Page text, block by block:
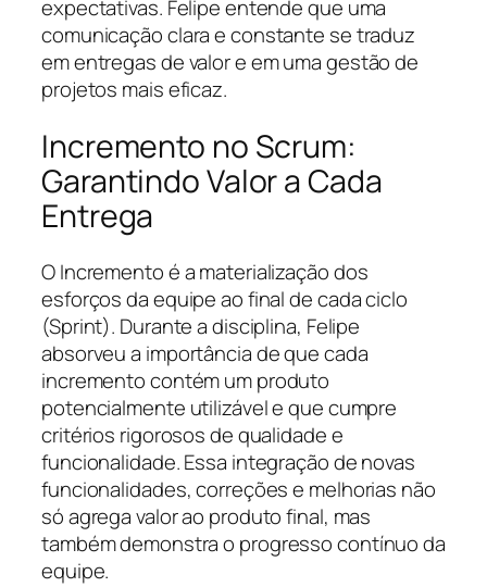
expectativas. Felipe entende que uma
comunicação clara e constante se traduz
em entregas de valor e em uma gestão de
projetos mais eficaz.
Incremento no Scrum:
Garantindo Valor a Cada
Entrega
O Incremento é a materialização dos
esforços da equipe ao final de cada ciclo
(Sprint). Durante a disciplina, Felipe
absorveu a importância de que cada
incremento contém um produto
potencialmente utilizável e que cumpre
critérios rigorosos de qualidade e
funcionalidade. Essa integração de novas
funcionalidades, correções e melhorias não
só agrega valor ao produto final, mas
também demonstra o progresso contínuo da
equipe.